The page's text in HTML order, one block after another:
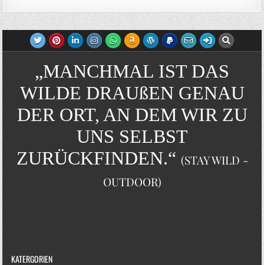
„MANCHMAL IST DAS
WILDE DRAUßEN GENAU
DER ORT, AN DEM WIR ZU
UNS SELBST
ZURÜCKFINDEN.“ (STAY WILD -
OUTDOOR)
KATERGORIEN